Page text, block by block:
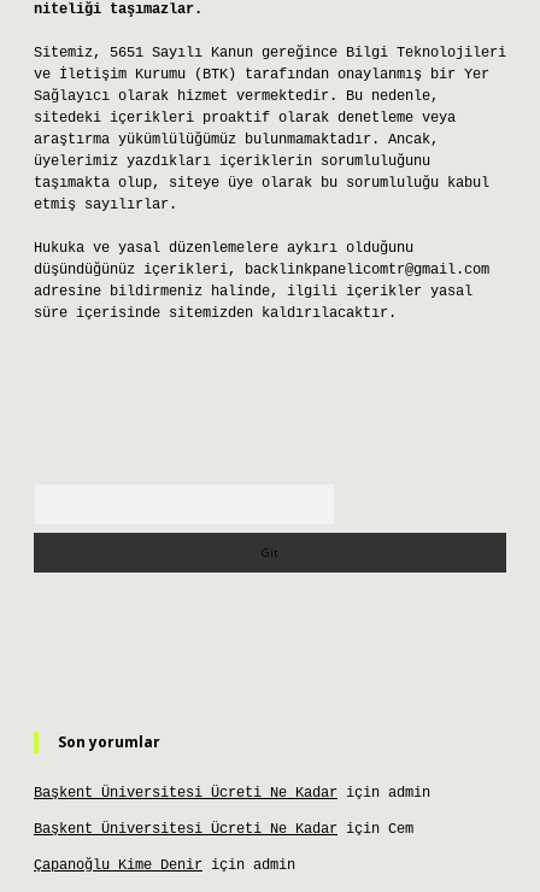
niteliği taşımazlar.
Sitemiz, 5651 Sayılı Kanun gereğince Bilgi Teknolojileri
ve İletişim Kurumu (BTK) tarafından onaylanmış bir Yer
Sağlayıcı olarak hizmet vermektedir. Bu nedenle,
sitedeki içerikleri proaktif olarak denetleme veya
araştırma yükümlülüğümüz bulunmamaktadır. Ancak,
üyelerimiz yazdıkları içeriklerin sorumluluğunu
taşımakta olup, siteye üye olarak bu sorumluluğu kabul
etmiş sayılırlar.
Hukuka ve yasal düzenlemelere aykırı olduğunu
düşündüğünüz içerikleri, backlinkpanelicomtr@gmail.com
adresine bildirmeniz halinde, ilgili içerikler yasal
süre içerisinde sitemizden kaldırılacaktır.
Son yorumlar
Başkent Üniversitesi Ücreti Ne Kadar için admin
Başkent Üniversitesi Ücreti Ne Kadar için Cem
Çapanoğlu Kime Denir için admin